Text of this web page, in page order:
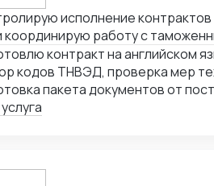
исполнение контрактов и график
работу с таможенными
и взаимодействие с
за счёт оптимизации логистики и
чистоту сделок,
контракт на английском